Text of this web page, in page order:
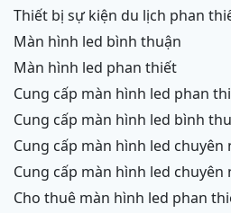
thiết bị sự kiện du lịch phan thiết,phan thiết,phang
rang,ninh chữ,vĩnh hy,cam ranh
màn hình led bình thuận
màn hình led phan thiết
cung cấp màn hình led phan
cung cấp màn hình led bình
cung cấp màn hình led
cung cấp màn hình led
cho thuê màn hình led phan